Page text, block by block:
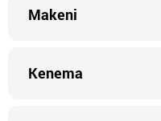
Makeni
Kenema